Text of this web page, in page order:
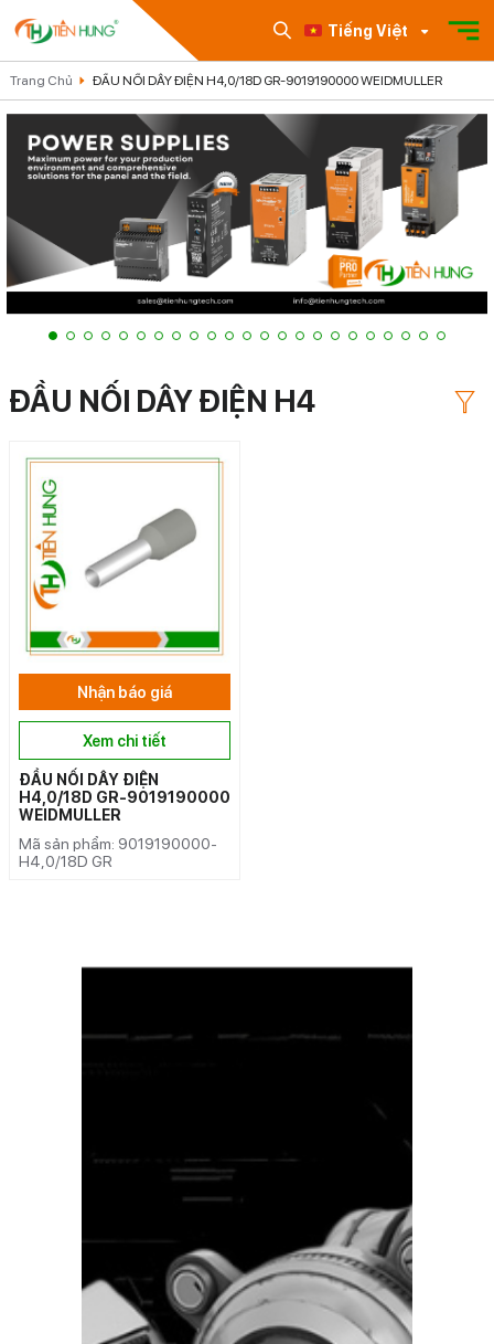
Tiếng Việt
Trang Chủ ĐẦU NỐI DÂY ĐIỆN H4,0/18D GR-9019190000 WEIDMULLER
ĐẦU NỐI DÂY ĐIỆN H4
Nhận báo giá
Xem chi tiết
ĐẦU NỐI DÂY ĐIỆN
H4,0/18D GR-9019190000
WEIDMULLER
Mã sản phẩm: 9019190000-
H4,0/18D GR